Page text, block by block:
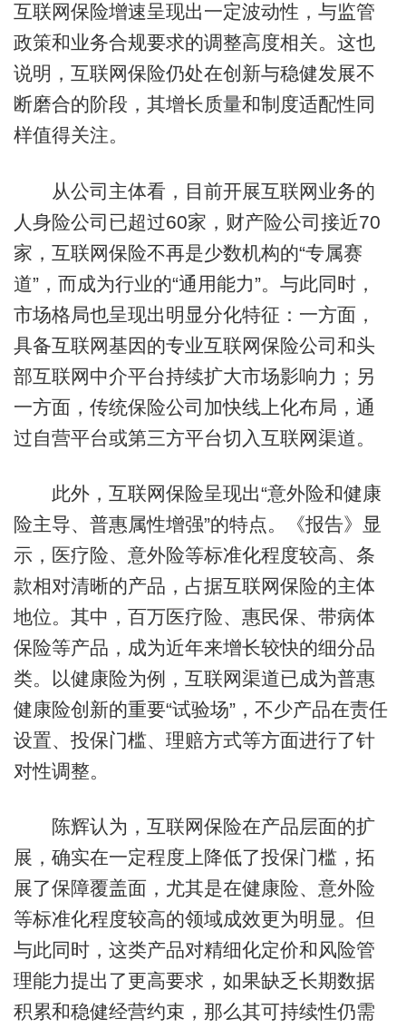
互联网保险增速呈现出一定波动性，与监管
政策和业务合规要求的调整高度相关。这也
说明，互联网保险仍处在创新与稳健发展不
断磨合的阶段，其增长质量和制度适配性同
样值得关注。
从公司主体看，目前开展互联网业务的
人身险公司已超过60家，财产险公司接近70
家，互联网保险不再是少数机构的“专属赛
道”，而成为行业的“通用能力”。与此同时，
市场格局也呈现出明显分化特征：一方面，
具备互联网基因的专业互联网保险公司和头
部互联网中介平台持续扩大市场影响力；另
一方面，传统保险公司加快线上化布局，通
过自营平台或第三方平台切入互联网渠道。
此外，互联网保险呈现出“意外险和健康
险主导、普惠属性增强”的特点。《报告》显
示，医疗险、意外险等标准化程度较高、条
款相对清晰的产品，占据互联网保险的主体
地位。其中，百万医疗险、惠民保、带病体
保险等产品，成为近年来增长较快的细分品
类。以健康险为例，互联网渠道已成为普惠
健康险创新的重要“试验场”，不少产品在责任
设置、投保门槛、理赔方式等方面进行了针
对性调整。
陈辉认为，互联网保险在产品层面的扩
展，确实在一定程度上降低了投保门槛，拓
展了保障覆盖面，尤其是在健康险、意外险
等标准化程度较高的领域成效更为明显。但
与此同时，这类产品对精细化定价和风险管
理能力提出了更高要求，如果缺乏长期数据
积累和稳健经营约束，那么其可持续性仍需